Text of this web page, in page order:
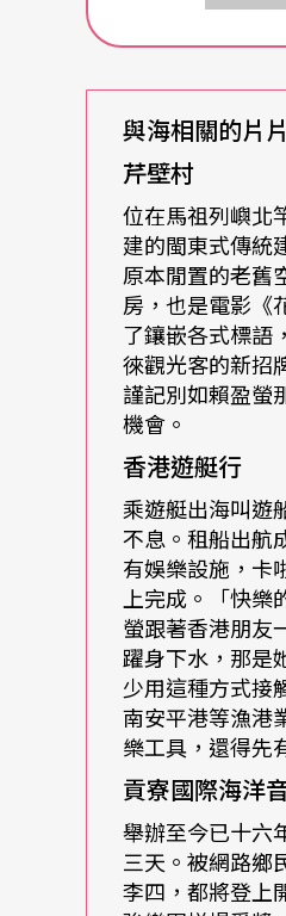
腦中湧現出的各種念
定要游泳，而是類
在南竿，親見藍眼淚
因為工作的關係她
嶼，從馬祖的南、
排一次東海岸行程
麼熟了，個性大剌
那次她到馬祖演出
的山林道路，當時
說是介形蟲，其實
見它在近處或是鑲
不同了，「可以看
細看還有螢光水母
都睡不著。民宿外
晚她索性放棄睡眠
去了疲憊、忘卻了
能看見白日自海中
目。
與海相關的片
芹壁村
位在馬祖列嶼北
建的閩東式傳統
原本閒置的老舊
房，也是電影《
了鑲嵌各式標語
徠觀光客的新招
謹記別如賴盈螢
機會。
香港遊艇行
乘遊艇出海叫遊
不息。租船出航
有娛樂設施，卡
上完成。「快
螢跟著香港朋友
躍身下水，那是
少用這種方式接
南安平港等漁港
樂工具，還得先
貢寮國際海洋
舉辦至今已十六
三天。被網路鄉
李四，都將登上